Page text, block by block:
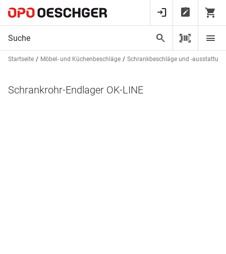
Startseite Möbel- und Küchenbeschläge Schrankbeschläge und -
Schrankrohr-Endlager OK-LINE